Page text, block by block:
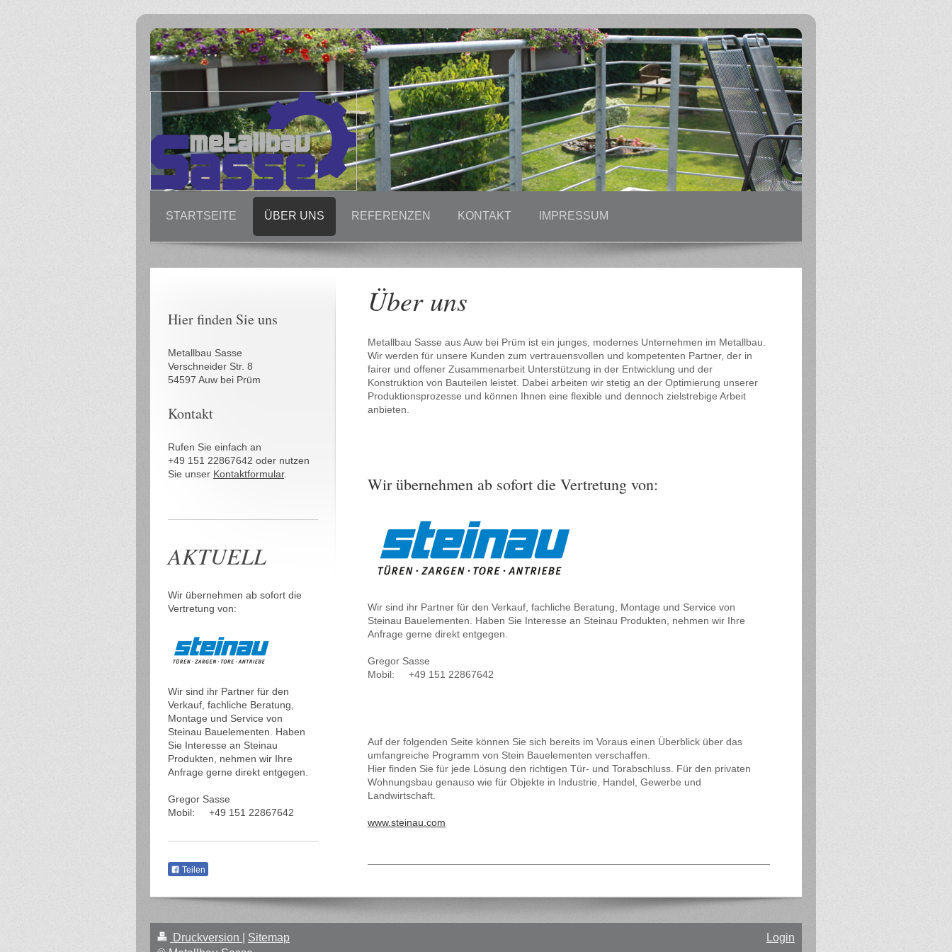
STARTSEITE ÜBER UNS REFERENZEN KONTAKT IMPRESSUM
Über uns
Metallbau Sasse aus Auw bei Prüm ist ein junges, modernes Unternehmen im Metallbau.
Wir werden für unsere Kunden zum vertrauensvollen und kompetenten Partner, der in
fairer und offener Zusammenarbeit Unterstützung in der Entwicklung und der
Konstruktion von Bauteilen leistet. Dabei arbeiten wir stetig an der Optimierung unserer
Produktionsprozesse und können Ihnen eine flexible und dennoch zielstrebige Arbeit
anbieten.
Wir übernehmen ab sofort die Vertretung von:
Wir sind ihr Partner für den Verkauf, fachliche Beratung, Montage und Service von
Steinau Bauelementen. Haben Sie Interesse an Steinau Produkten, nehmen wir Ihre
Anfrage gerne direkt entgegen.
Gregor Sasse
Mobil: +49 151 22867642
Auf der folgenden Seite können Sie sich bereits im Voraus einen Überblick über das
umfangreiche Programm von Stein Bauelementen verschaffen.
Hier finden Sie für jede Lösung den richtigen Tür- und Torabschluss. Für den privaten
Wohnungsbau genauso wie für Objekte in Industrie, Handel, Gewerbe und
Landwirtschaft.
www.steinau.com
Hier finden Sie uns
Metallbau Sasse
Verschneider Str. 8
54597 Auw bei Prüm
Kontakt
Rufen Sie einfach an
+49 151 22867642 oder nutzen
Sie unser Kontaktformular.
AKTUELL
Wir übernehmen ab sofort die
Vertretung von:
Wir sind ihr Partner für den
Verkauf, fachliche Beratung,
Montage und Service von
Steinau Bauelementen. Haben
Sie Interesse an Steinau
Produkten, nehmen wir Ihre
Anfrage gerne direkt entgegen.
Gregor Sasse
Mobil: +49 151 22867642
Teilen
Druckversion
Sitemap
Login